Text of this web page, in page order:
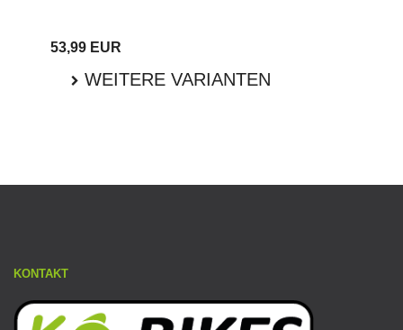
53,99 EUR
WEITERE VARIANTEN
KONTAKT